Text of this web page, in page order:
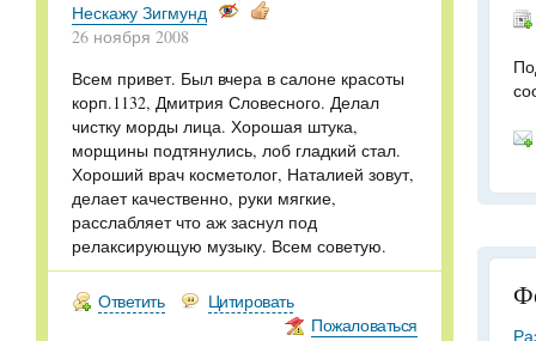
Нескажу Зигмунд
26 ноября 2008
Всем привет. Был вчера в салоне красоты
корп.1132, Дмитрия Словесного. Делал
чистку морды лица. Хорошая штука,
морщины подтянулись, лоб гладкий стал.
Хороший врач косметолог, Наталией зовут,
делает качественно, руки мягкие,
расслабляет что аж заснул под
релаксирующую музыку. Всем советую.
Ответить
Цитировать
Пожаловаться